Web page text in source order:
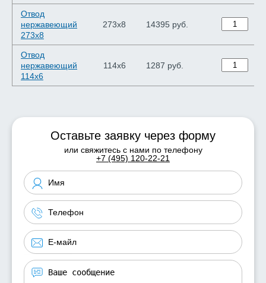
Отвод
нержавеющий
273х8
273х8 14395 руб.
Отвод
нержавеющий
114х6
114х6 1287 руб.
Оставьте заявку через форму
или свяжитесь с нами по телефону
+7 (495) 120-22-21